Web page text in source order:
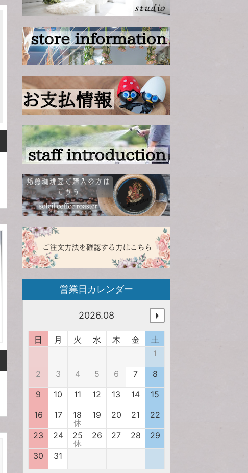
営業日カレンダー
2026.08
日 月 火 水 木 金
土
1
2
3 4 5 6 7
8
9
10 11 12 13 14
15
16
17
18
休
19 20 21
22
23
24
25
休
26 27 28
29
30
31